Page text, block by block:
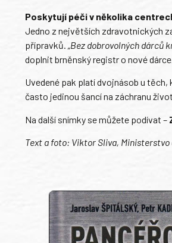
Poskytují péči v několika
Jedno z největších zdravotnických
přípravků. „Bez dobrovolných dárců
doplnit brněnský registr o nové
Uvedené pak platí dvojnásob u
často jedinou šancí na záchranu
Na další snímky se můžete podívat –
Text a foto: Viktor Sliva, Ministerstvo